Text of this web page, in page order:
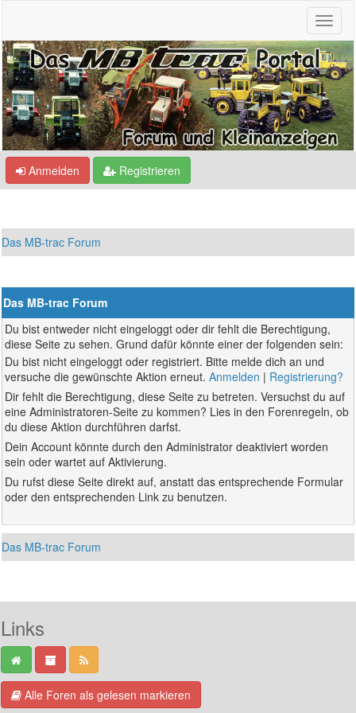
Anmelden Registrieren
Das MB-trac Forum
Das MB-trac Forum
Du bist entweder nicht eingeloggt oder dir fehlt die Berechtigung,
diese Seite zu sehen. Grund dafür könnte einer der folgenden sein:
Du bist nicht eingeloggt oder registriert. Bitte melde dich an und
versuche die gewünschte Aktion erneut.Anmelden | Registrierung?
Dir fehlt die Berechtigung, diese Seite zu betreten. Versuchst du auf
eine Administratoren-Seite zu kommen? Lies in den Forenregeln, ob
du diese Aktion durchführen darfst.
Dein Account könnte durch den Administrator deaktiviert worden
sein oder wartet auf Aktivierung.
Du rufst diese Seite direkt auf, anstatt das entsprechende Formular
oder den entsprechenden Link zu benutzen.
Das MB-trac Forum
Links
Alle Foren als gelesen markieren